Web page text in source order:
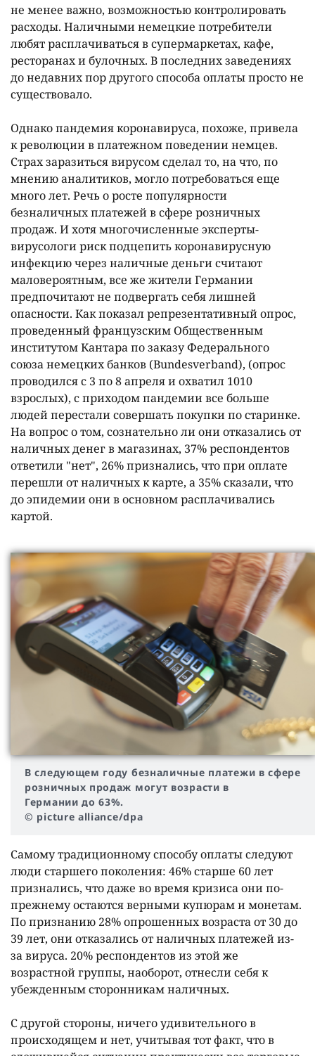
не менее важно, возможностью контролировать
расходы. Наличными немецкие потребители
любят расплачиваться в супермаркетах, кафе,
ресторанах и булочных. В последних заведениях
до недавних пор другого способа оплаты просто не
существовало.
Однако пандемия коронавируса, похоже, привела
к революции в платежном поведении немцев.
Страх заразиться вирусом сделал то, на что, по
мнению аналитиков, могло потребоваться еще
много лет. Речь о росте популярности
безналичных платежей в сфере розничных
продаж. И хотя многочисленные эксперты-
вирусологи риск подцепить коронавирусную
инфекцию через наличные деньги считают
маловероятным, все же жители Германии
предпочитают не подвергать себя лишней
опасности. Как показал репрезентативный опрос,
проведенный французским Общественным
институтом Кантара по заказу Федерального
союза немецких банков (Bundesverband), (опрос
проводился с 3 по 8 апреля и охватил 1010
взрослых), с приходом пандемии все больше
людей перестали совершать покупки по старинке.
На вопрос о том, сознательно ли они отказались от
наличных денег в магазинах, 37% респондентов
ответили "нет", 26% признались, что при оплате
перешли от наличных к карте, а 35% сказали, что
до эпидемии они в основном расплачивались
картой.
В следующем году безналичные платежи в сфере
розничных продаж могут возрасти в
Германии до 63%.
© picture alliance/dpa
Самому традиционному способу оплаты следуют
люди старшего поколения: 46% старше 60 лет
признались, что даже во время кризиса они по-
прежнему остаются верными купюрам и монетам.
По признанию 28% опрошенных возраста от 30 до
39 лет, они отказались от наличных платежей из-
за вируса. 20% респондентов из этой же
возрастной группы, наоборот, отнесли себя к
убежденным сторонникам наличных.
С другой стороны, ничего удивительного в
происходящем и нет, учитывая тот факт, что в